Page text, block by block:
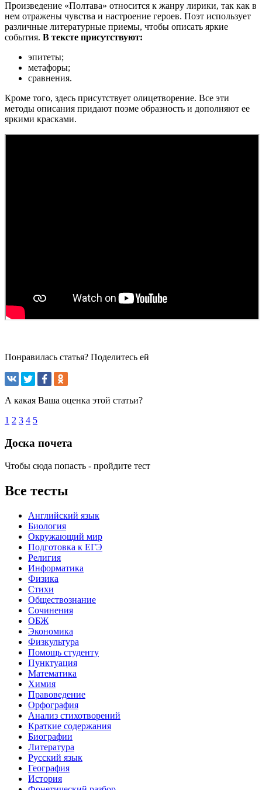
Произведение «Полтава» относится к жанру лирики, так как в
нем отражены чувства и настроение героев. Поэт использует
различные литературные приемы, чтобы описать яркие
события. В тексте присутствуют:
эпитеты;
метафоры;
сравнения.
Кроме того, здесь присутствует олицетворение. Все эти
методы описания придают поэме образность и дополняют ее
яркими красками.
Понравилась статья? Поделитесь ей
А какая Ваша оценка этой статьи?
1 2 3 4 5
Доска почета
Чтобы сюда попасть - пройдите тест
Все тесты
Английский язык
Биология
Окружающий мир
Подготовка к ЕГЭ
Религия
Информатика
Физика
Стихи
Обществознание
Сочинения
ОБЖ
Экономика
Физкультура
Помощь студенту
Пунктуация
Математика
Химия
Правоведение
Орфография
Анализ стихотворений
Краткие содержания
Биографии
Литература
Русский язык
География
История